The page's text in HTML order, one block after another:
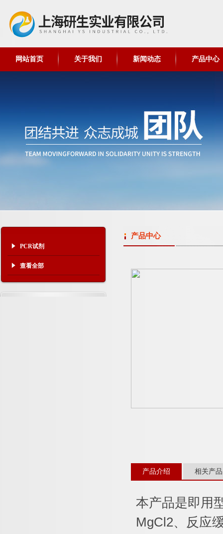
网站首页 关于我们 新闻动态 产品中心
PCR试剂
查看全部
产品中心
产品介绍 相关产品
本产品是即用
MgCl2、反应